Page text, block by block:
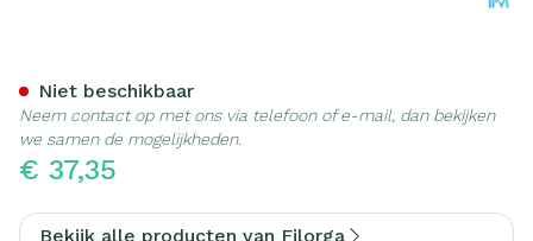
€ 37,35
Niet beschikbaar
Neem contact op met ons via telefoon of e-mail, dan bekijken
we samen de mogelijkheden.
Bekijk alle producten van Filorga